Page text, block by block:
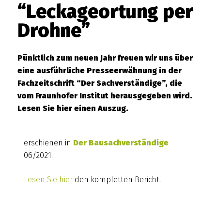
“Leckageortung per
Drohne”
Pünktlich zum neuen Jahr freuen wir uns über
eine ausführliche Presseerwähnung in der
Fachzeitschrift “Der Sachverständige”, die
vom Fraunhofer Institut herausgegeben wird.
Lesen Sie hier einen Auszug.
erschienen in Der Bausachverständige
06/2021.
Lesen Sie hier den kompletten Bericht.